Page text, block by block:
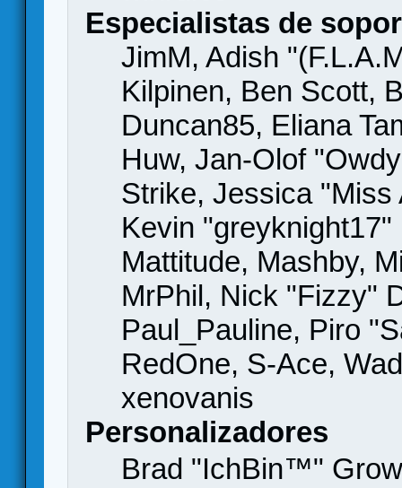
Especialistas de
JimM, Adish
Kilpinen, Ben Scott,
Duncan85, Eliana
Huw, Jan-Olof
Strike, Jessica
Kevin
Mattitude, Mashby,
MrPhil, Nick "Fizzy"
Paul_Pauline, Piro
RedOne, S-Ace,
xenovanis
Personalizadores
Brad "IchBin™"